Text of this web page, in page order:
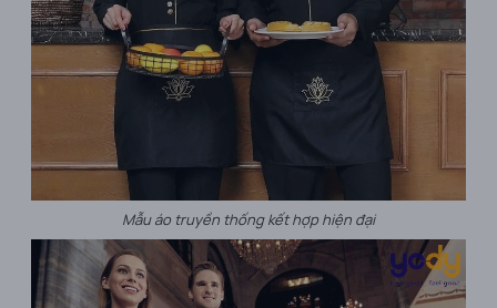
Mẫu áo truyền thống kết hợp hiện đại